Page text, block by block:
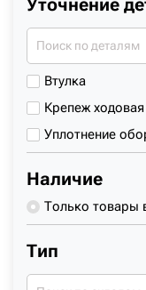
Соединение
08ГЦ рукояти к
Стрела -
Уточнение
Втулка
Крепеж ходовая
Уплотнение
Наличие
Только товары
Тип